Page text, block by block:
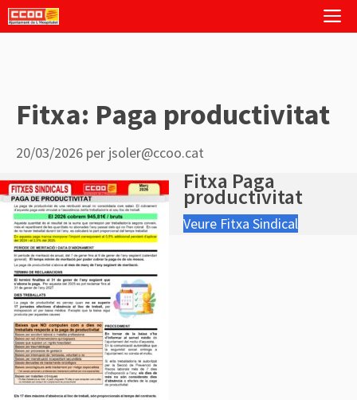
Vés
al
Fitxa: Paga productivitat
20/03/2026 per jsoler@ccoo.cat
Fitxa Paga
productivitat
Veure Fitxa Sindical